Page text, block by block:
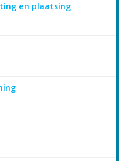
en plaatsing